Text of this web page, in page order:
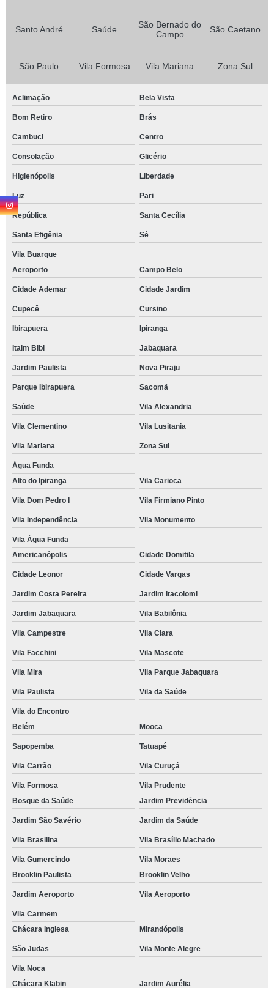
Santo André Saúde
São Bernado do
Campo
São Caetano
São Paulo Vila Formosa Vila Mariana Zona Sul
Aclimação Bela Vista
Bom Retiro Brás
Cambuci Centro
Consolação Glicério
Higienópolis Liberdade
Luz Pari
República Santa Cecília
Santa Efigênia Sé
Vila Buarque
Aeroporto
Campo Belo
Cidade Ademar Cidade Jardim
Cupecê Cursino
Ibirapuera Ipiranga
Itaim Bibi Jabaquara
Jardim Paulista Nova Piraju
Parque Ibirapuera Sacomã
Saúde Vila Alexandria
Vila Clementino Vila Lusitania
Vila Mariana Zona Sul
Água Funda
Alto do Ipiranga
Vila Carioca
Vila Dom Pedro I Vila Firmiano Pinto
Vila Independência Vila Monumento
Vila Água Funda
Americanópolis
Cidade Domitila
Cidade Leonor Cidade Vargas
Jardim Costa Pereira Jardim Itacolomi
Jardim Jabaquara Vila Babilônia
Vila Campestre Vila Clara
Vila Facchini Vila Mascote
Vila Mira Vila Parque Jabaquara
Vila Paulista Vila da Saúde
Vila do Encontro
Belém
Mooca
Sapopemba Tatuapé
Vila Carrão Vila Curuçá
Vila Formosa
Vila Prudente
Bosque da Saúde
Jardim Previdência
Jardim São Savério Jardim da Saúde
Vila Brasilina Vila Brasílio Machado
Vila Gumercindo
Vila Moraes
Brooklin Paulista
Brooklin Velho
Jardim Aeroporto Vila Aeroporto
Vila Carmem
Chácara Inglesa
Mirandópolis
São Judas Vila Monte Alegre
Vila Noca
Chácara Klabin
Jardim Aurélia